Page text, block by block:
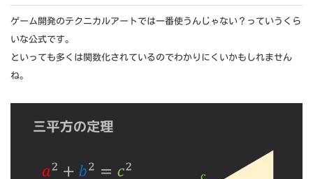
ゲーム開発のテクニカルアートでは一番使うんじゃない？っていうくら
いな公式です。
といっても多くは関数化されているのでわかりにくいかもしれません
ね。